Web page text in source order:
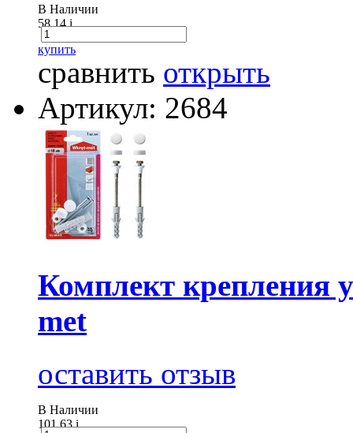
В Наличии
58.14i
купить
сравнить открыть
Артикул: 2684
Комплект крепления
met
оставить отзыв
В Наличии
101.63i